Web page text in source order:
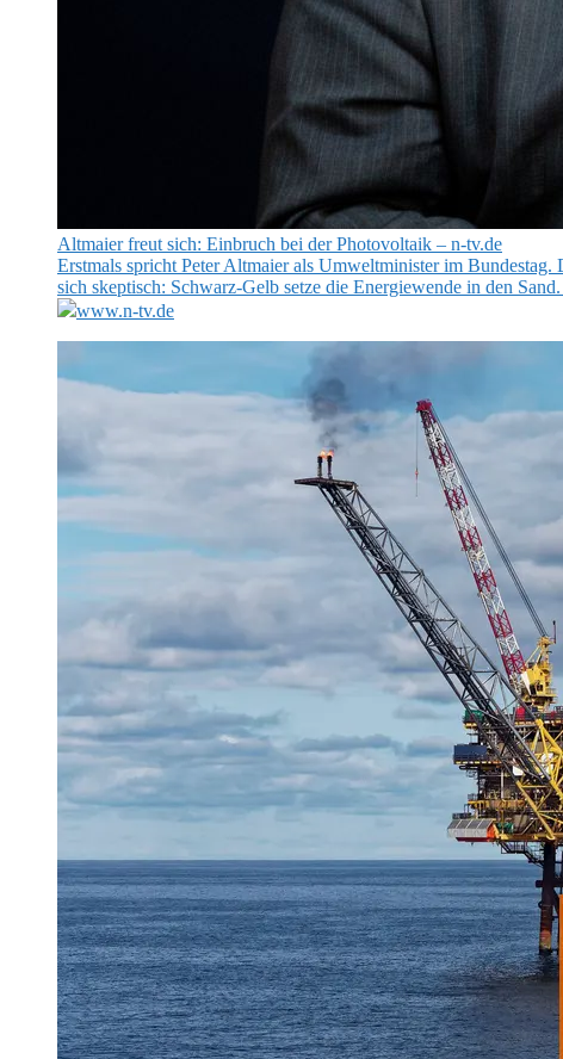
Altmaier freut sich: Einbruch bei der Photovoltaik – n-tv.de
Erstmals spricht Peter Altmaier als Umweltminister im
sich skeptisch: Schwarz-Gelb setze die Energiewende in den
www.n-tv.de